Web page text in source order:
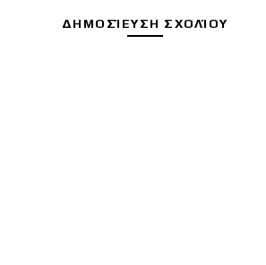
ΔΗΜΟΣΊΕΥΣΗ ΣΧΟΛΊΟΥ